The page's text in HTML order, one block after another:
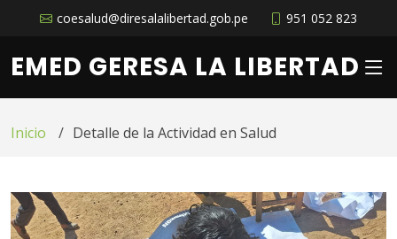
coesalud@diresalalibertad.gob.pe 951 052 823
EMED GERESA LA LIBERTAD
Inicio Detalle de la Actividad en Salud